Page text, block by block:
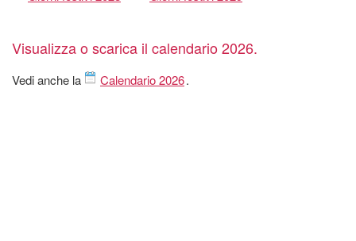
Visualizza o scarica il calendario 2026.
Vedi anche la Calendario 2026.